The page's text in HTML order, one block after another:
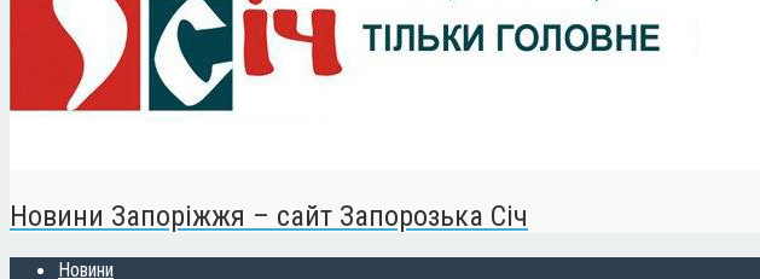
Новини Запоріжжя – сайт Запорозька Січ
Новини